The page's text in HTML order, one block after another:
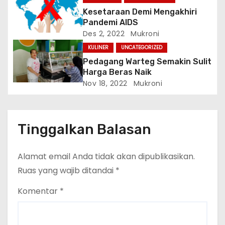
Kesetaraan Demi Mengakhiri
Pandemi AIDS
Des 2, 2022 Mukroni
KULINER UNCATEGORIZED
Pedagang Warteg Semakin Sulit
Harga Beras Naik
Nov 18, 2022 Mukroni
Tinggalkan Balasan
Alamat email Anda tidak akan dipublikasikan.
Ruas yang wajib ditandai *
Komentar *